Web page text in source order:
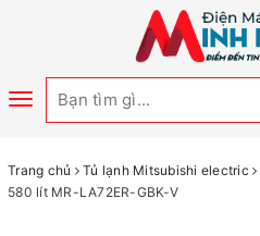
Toggle
Trang chủ Tủ lạnh Mitsubishi electric
580 lít MR-LA72ER-GBK-V